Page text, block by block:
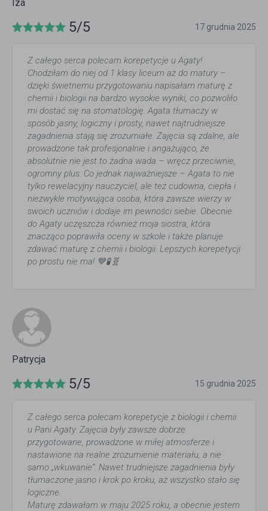
Iza
5/5 17 grudnia 2025
Z całego serca polecam korepetycje u Agaty!
Chodziłam do niej od 1 klasy liceum aż do matury –
dzięki świetnemu przygotowaniu napisałam maturę z
chemii i biologii na bardzo wysokie wyniki, co pozwoliło
mi dostać się na stomatologię. Agata tłumaczy w
sposób jasny, logiczny i prosty, nawet najtrudniejsze
zagadnienia stają się zrozumiałe. Zajęcia są zdalne, ale
prowadzone tak profesjonalnie i angażująco, że
absolutnie nie jest to żadna wada – wręcz przeciwnie,
ogromny plus. Co jednak najważniejsze – Agata to nie
tylko rewelacyjny nauczyciel, ale też cudowna, ciepła i
niezwykle motywująca osoba, która zawsze wierzy w
swoich uczniów i dodaje im pewności siebie. Obecnie
do Agaty uczęszcza również moja siostra, która
znacząco poprawiła oceny w szkole i także planuje
zdawać maturę z chemii i biologii. Lepszych korepetycji
po prostu nie ma! 💙🧪🧬
Patrycja
5/5 15 grudnia 2025
Z całego serca polecam korepetycje z biologii i chemii
u Pani Agaty. Zajęcia były zawsze dobrze
przygotowane, prowadzone w miłej atmosferze i
nastawione na realne zrozumienie materiału, a nie
samo „wkuwanie”. Nawet trudniejsze zagadnienia były
tłumaczone jasno i krok po kroku, aż wszystko stało się
logiczne.
Maturę zdawałam w maju 2025 roku, a obecnie jestem